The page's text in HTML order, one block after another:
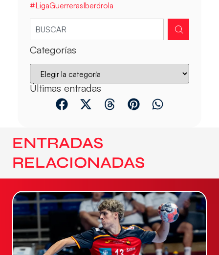
#LigaGuerrerasIberdrola
Categorías
Últimas entradas
ENTRADAS
RELACIONADAS